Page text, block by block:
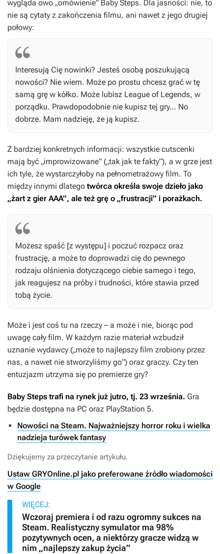
wygląda owo „omówienie” Baby Steps. Dla jasności: nie, to
nie są cytaty z zakończenia filmu, ani nawet z jego drugiej
połowy:
Interesują Cię nowinki? Jesteś osobą poszukującą
nowości? Nie wiem. Może po prostu chcesz grać w tę
samą grę w kółko. Może lubisz League of Legends, w
porządku. Prawdopodobnie nie kupisz tej gry… No
dobrze. Mam nadzieję, że ją kupisz.
Z bardziej konkretnych informacji: wszystkie cutscenki
mają być „improwizowane” („tak jak te fakty”), a w grze jest
ich tyle, że wystarczyłoby na pełnometrażowy film. To
między innymi dlatego twórca określa swoje dzieło jako
„żart z gier AAA”, ale też grę o „frustracji” i porażkach.
Możesz spaść [z występu] i poczuć rozpacz oraz
frustrację, a może to doprowadzi cię do pewnego
rodzaju olśnienia dotyczącego ciebie samego i tego,
jak reagujesz na próby i trudności, które stawia przed
tobą życie.
Może i jest coś tu na rzeczy – a może i nie, biorąc pod
uwagę cały film. W każdym razie materiał wzbudził
uznanie wydawcy („może to najlepszy film zrobiony przez
nas, a nawet nie stworzyliśmy go”) oraz graczy. Czy ten
entuzjazm utrzyma się po premierze gry?
Baby Steps trafi na rynek już jutro, tj. 23 września. Gra
będzie dostępna na PC oraz PlayStation 5.
Nowości na Steam. Najważniejszy horror roku i wielka
nadzieja turówek fantasy
Dziękujemy za przeczytanie artykułu.
Ustaw GRYOnline.pl jako preferowane źródło wiadomości
w Google
WIĘCEJ:
Wczoraj premiera i od razu ogromny sukces na
Steam. Realistyczny symulator ma 98%
pozytywnych ocen, a niektórzy gracze widzą w
nim „najlepszy zakup życia”